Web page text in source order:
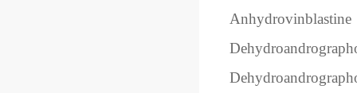
Anhydrovinblastine